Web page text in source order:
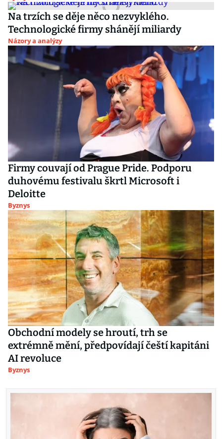
Na trzích se děje něco nezvyklého.
Technologické firmy shánějí miliardy
Názory a analýzy
Firmy couvají od Prague Pride. Podporu
duhovému festivalu škrtl Microsoft i
Deloitte
Byznys
Obchodní modely se hroutí, trh se
extrémně mění, předpovídají čeští kapitáni
AI revoluce
Byznys